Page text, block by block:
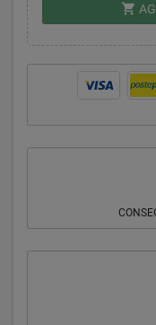
shopping_cart